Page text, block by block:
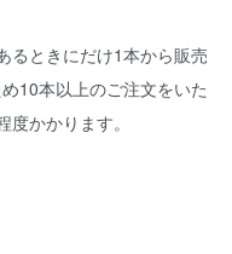
るときにだけ1本から販売
10本以上のご注文をいた
かかります。